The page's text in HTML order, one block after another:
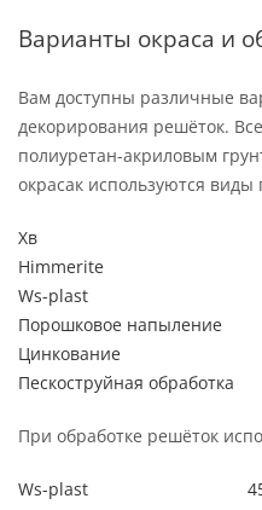
Варианты окраса и
Вам доступны различные
декорирования решёток.
полиуретан-акриловым
окрасак используются виды
Хв
Himmerite
Ws-plast
Порошковое напыление
Цинкование
Пескоструйная обработка
При обработке решёток
Ws-plast